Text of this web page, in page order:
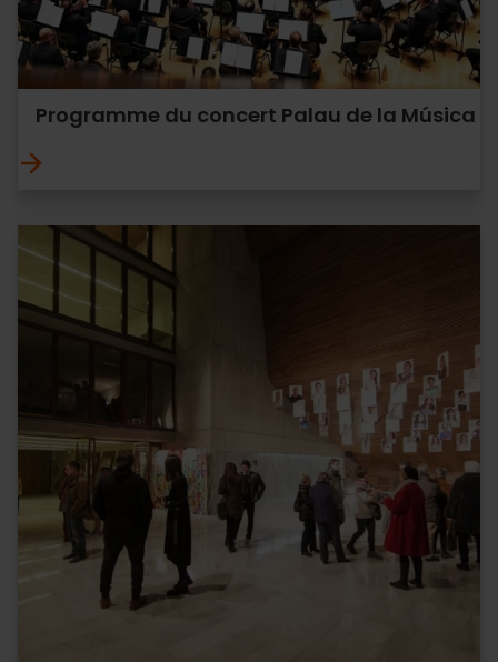
Programme du concert Palau de la Música